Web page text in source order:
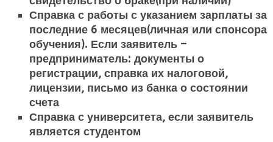
Справка с работы с указанием зарплаты за
последние 6 месяцев(личная или спонсора
обучения). Если заявитель –
предприниматель: документы о
регистрации, справка их налоговой,
лицензии, письмо из банка о состоянии
счета
Справка с университета, если заявитель
является студентом